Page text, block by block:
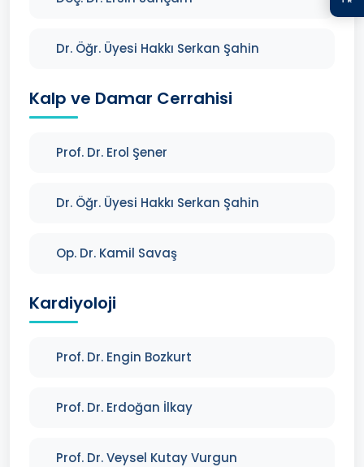
Dr. Öğr. Üyesi Hakkı Serkan Şahin
Kalp ve Damar Cerrahisi
Prof. Dr. Erol Şener
Dr. Öğr. Üyesi Hakkı Serkan Şahin
Op. Dr. Kamil Savaş
Kardiyoloji
Prof. Dr. Engin Bozkurt
Prof. Dr. Erdoğan İlkay
Prof. Dr. Veysel Kutay Vurgun